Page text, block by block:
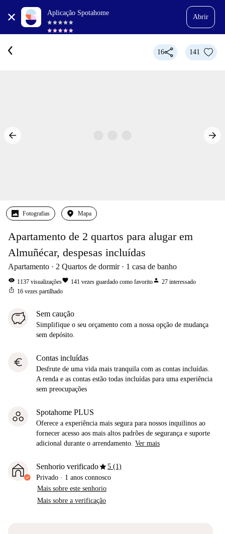
Aplicação Spotahome
Abrir
16 141
Fotografias Mapa
Apartamento de 2 quartos para alugar em
Almuñécar, despesas incluídas
Apartamento 2 Quartos de dormir 1 casa de banho
visibility 1137 visualizaçõesfavorite 141 vezes guardado como favoritoperson 27 interessado
ios_share 16 vezes partilhado
Sem caução
Simplifique o seu orçamento com a nossa opção de mudança
sem depósito.
euro Contas incluídas
Desfrute de uma vida mais tranquila com as contas incluídas.
A renda e as contas estão todas incluídas para uma experiência
sem preocupações
Spotahome PLUS
Oferece a experiência mais segura para nossos inquilinos ao
fornecer acesso aos mais altos padrões de segurança e suporte
adicional durante o arrendamento. Ver mais
Senhorio verificadostar5 (1)
Privado · 1 anos connosco
Mais sobre este senhorio
Mais sobre a verificação